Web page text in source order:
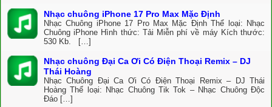
Nhạc chuông iPhone 17 Pro Max Mặc Định
Nhạc Chuông iPhone 17 Pro Max Mặc Định Thể loại: Nhạc
Chuông iPhone Hình thức: Tải Miễn phí về máy Kích thước:
530 Kb. […]
Nhạc chuông Đại Ca Ơi Có Điện Thoại Remix – DJ
Thái Hoàng
Nhạc Chuông Đại Ca Ơi Có Điện Thoại Remix – DJ Thái
Hoàng Thể loại: Nhạc Chuông Tik Tok – Nhạc Chuông Độc
Đáo […]